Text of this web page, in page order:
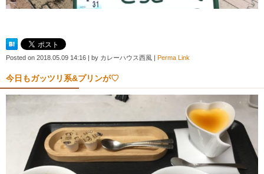
Posted on 2018.05.09 14:16 by カレーハウス西風 Perma Link
今日もガッツリ系&プリンが♡